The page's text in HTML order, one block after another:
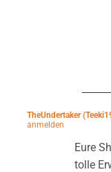
TheUndertaker
anmelden
Eure
tolle